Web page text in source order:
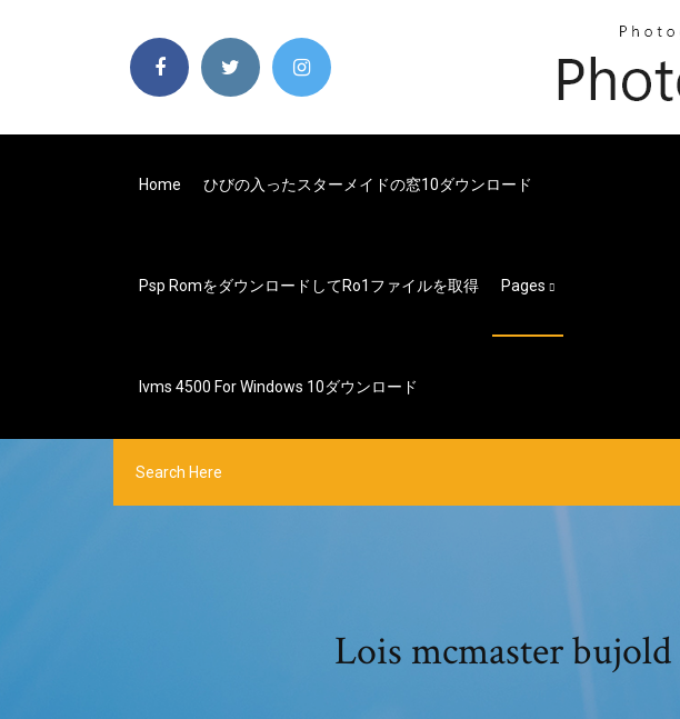
Home ひびの入ったスターメイドの窓10ダウンロード
Psp Romをダウンロードしてro1ファイルを取得 Pages
Ivms 4500 For Windows 10ダウンロード
Lois mcmaster